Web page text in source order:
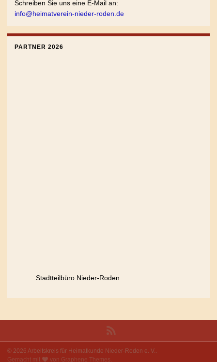
Schreiben Sie uns eine E-Mail an:
info@heimatverein-nieder-roden.de
PARTNER 2026
Stadtteilbüro Nieder-Roden
© 2026 Arbeitskreis für Heimatkunde Nieder-Roden e. V..
Gemacht mit
von Graphene Themes.